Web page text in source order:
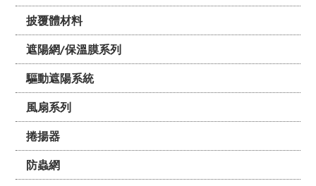
披覆體材料
遮陽網/保溫膜系列
驅動遮陽系統
風扇系列
捲揚器
防蟲網